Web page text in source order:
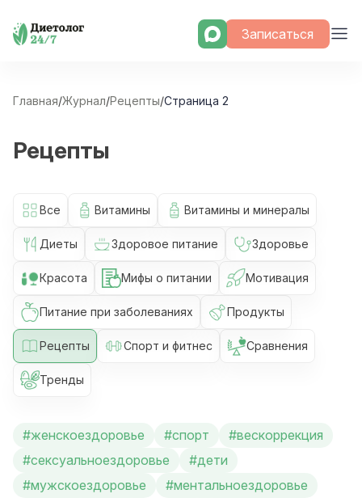
Skip
Записаться
Главная/Журнал/Рецепты/Страница 2
Рецепты
Все Витамины Витамины и минералы
Диеты Здоровое питание Здоровье
Красота Мифы о питании Мотивация
Питание при заболеваниях Продукты
Рецепты Спорт и фитнес Сравнения
Тренды
#женскоездоровье #спорт
#вескоррекция
#сексуальноездоровье
#дети
#мужскоездоровье
#ментальноездоровье